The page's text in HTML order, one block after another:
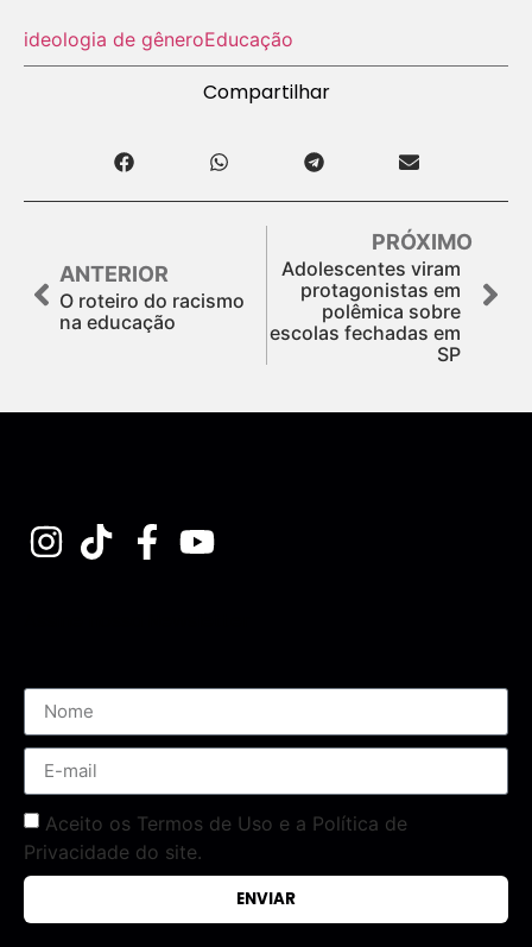
ideologia de gêneroEducação
Compartilhar
ANTERIOR
O roteiro do racismo
na educação
PRÓXIMO
Adolescentes viram
protagonistas em
polêmica sobre
escolas fechadas em
SP
Aceito os Termos de Uso e a Política de
Privacidade do site.
ENVIAR